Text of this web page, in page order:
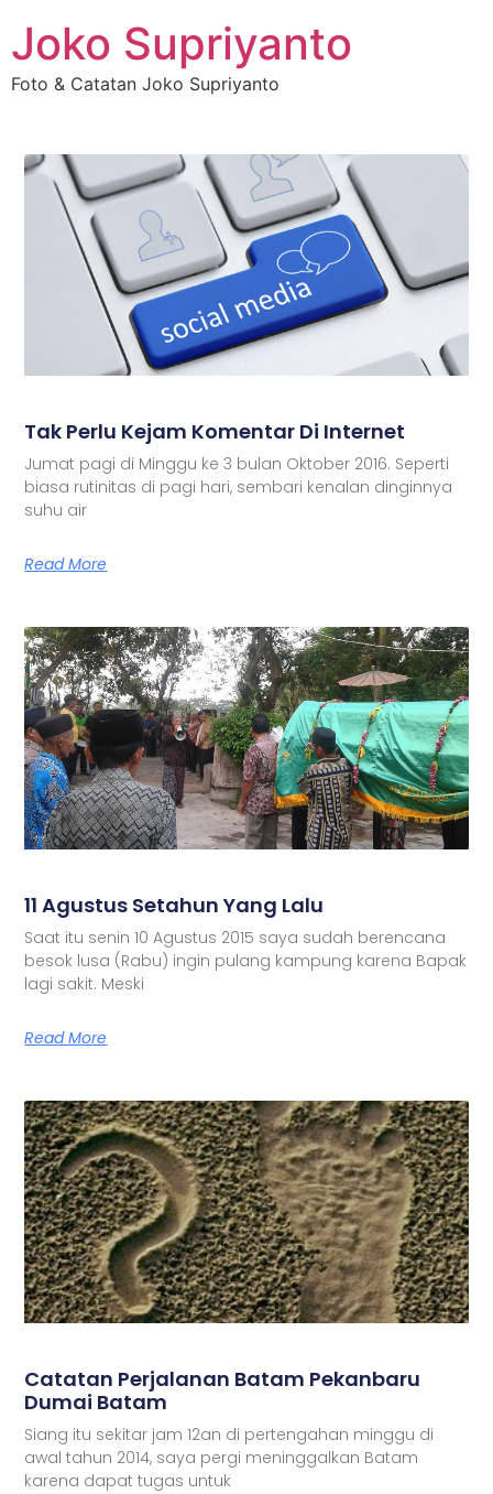
Joko Supriyanto
Foto & Catatan Joko Supriyanto
Tak Perlu Kejam Komentar Di Internet
Jumat pagi di Minggu ke 3 bulan Oktober 2016. Seperti
biasa rutinitas di pagi hari, sembari kenalan dinginnya
suhu air
Read More
11 Agustus Setahun Yang Lalu
Saat itu senin 10 Agustus 2015 saya sudah berencana
besok lusa (Rabu) ingin pulang kampung karena Bapak
lagi sakit. Meski
Read More
Catatan Perjalanan Batam Pekanbaru
Dumai Batam
Siang itu sekitar jam 12an di pertengahan minggu di
awal tahun 2014, saya pergi meninggalkan Batam
karena dapat tugas untuk